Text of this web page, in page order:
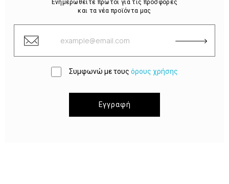
Ενημερωθείτε πρώτοι για τις προσφορές
και τα νέα προϊόντα μας
Συμφωνώ με τους όρους χρήσης
Εγγραφή